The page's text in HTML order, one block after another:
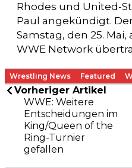
Rhodes und United-
Paul angekündigt.
Samstag, den 25. Mai,
WWE Network
Wrestling News Featured
Vorheriger Artikel
WWE: Weitere
Entscheidungen im
King/Queen of the
Ring-Turnier
gefallen